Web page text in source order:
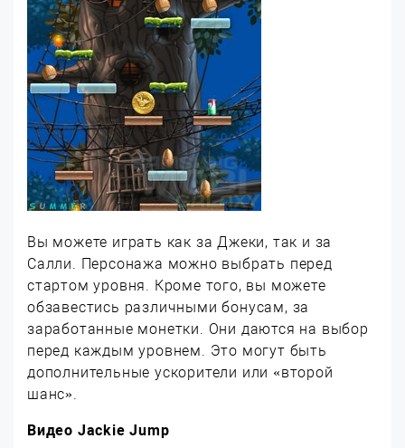
Вы можете играть как за Джеки, так и за
Салли. Персонажа можно выбрать перед
стартом уровня. Кроме того, вы можете
обзавестись различными бонусам, за
заработанные монетки. Они даются на выбор
перед каждым уровнем. Это могут быть
дополнительные ускорители или «второй
шанс».
Видео Jackie Jump